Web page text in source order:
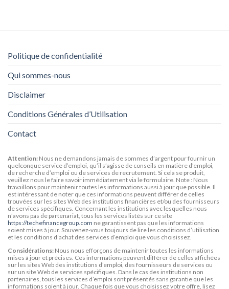
Politique de confidentialité
Qui sommes-nous
Disclaimer
Conditions Générales d’Utilisation
Contact
Attention: Nous ne demandons jamais de sommes d’argent pour fournir un
quelconque service d’emploi, qu’il s’agisse de conseils en matière d’emploi,
de recherche d’emploi ou de services de recrutement. Si cela se produit,
veuillez nous le faire savoir immédiatement via le formulaire. Note : Nous
travaillons pour maintenir toutes les informations aussi à jour que possible. Il
est intéressant de noter que ces informations peuvent différer de celles
trouvées sur les sites Web des institutions financières et/ou des fournisseurs
de services spécifiques. Concernant les institutions avec lesquelles nous
n’avons pas de partenariat, tous les services listés sur ce site
https://techefinancegroup.com ne garantissent pas que les informations
soient mises à jour. Souvenez-vous toujours de lire les conditions d’utilisation
et les conditions d’achat des services d’emploi que vous choisissez.
Considérations: Nous nous efforçons de maintenir toutes les informations
mises à jour et précises. Ces informations peuvent différer de celles affichées
sur les sites Web des institutions d’emploi, des fournisseurs de services ou
sur un site Web de services spécifiques. Dans le cas des institutions non
partenaires, tous les services d’emploi sont présentés sans garantie que les
informations soient à jour. Chaque fois que vous choisissez votre offre, lisez